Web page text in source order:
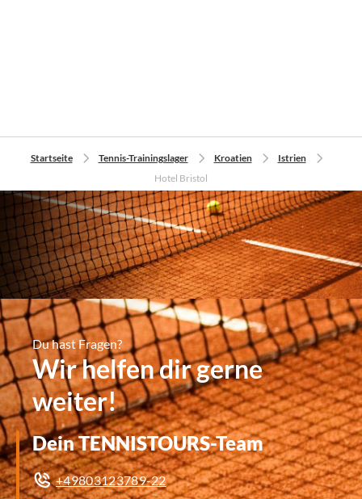
Startseite Tennis-Trainingslager Kroatien
Istrien
Hotel Bristol
Du hast Fragen?
Wir helfen dir gerne
weiter!
Dein TENNISTOURS-Team
+49803123789-22